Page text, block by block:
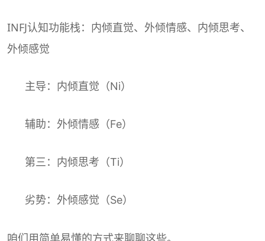
INFJ认知功能栈：内倾直觉、外倾情感、内倾思考、
外倾感觉
主导：内倾直觉（Ni）
辅助：外倾情感（Fe）
第三：内倾思考（Ti）
劣势：外倾感觉（Se）
咱们用简单易懂的方式来聊聊这些。